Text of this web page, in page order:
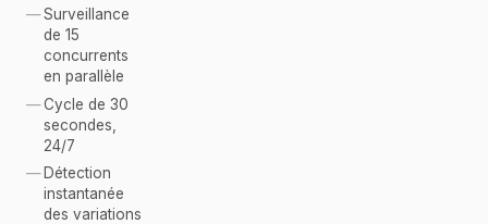
Surveillance
de 15
concurrents
en parallèle
Cycle de 30
secondes,
24/7
Détection
instantanée
des variations